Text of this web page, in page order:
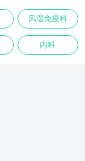
风湿免疫科
内科